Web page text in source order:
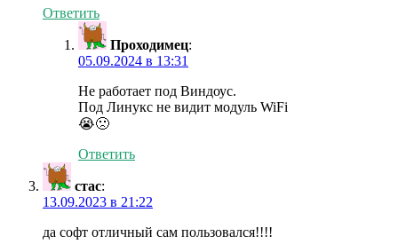
Ответить
Проходимец:
05.09.2024 в 13:31
Не работает под Виндоус.
Под Линукс не видит модуль WiFi
😭🙁
Ответить
стас:
13.09.2023 в 21:22
да софт отличный сам пользовался!!!!